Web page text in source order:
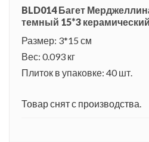
BLD014 Багет
темный 15*3
Размер: 3*15 см
Вес: 0.093 кг
Плиток в упаковке: 40 шт.
Товар снят с производства.